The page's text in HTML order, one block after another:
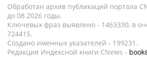
Обработан архив публикаций портала
до 08.2026 годы.
Ключевых фраз выявлено - 1463330, в
724415.
Создано именных указателей - 199231.
Редакция Индексной книги CNews -